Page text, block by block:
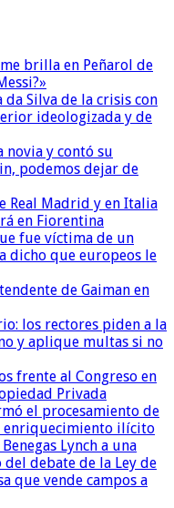
brilla en Peñarol de
Silva de la crisis con
ideologizada y de
novia y contó su
podemos dejar de
Real Madrid y en Italia
en Fiorentina
fue víctima de un
dicho que europeos le
de Gaiman en
los rectores piden a la
y aplique multas si no
frente al Congreso en
Privada
el procesamiento de
enriquecimiento ilícito
Lynch a una
debate de la Ley de
que vende campos a